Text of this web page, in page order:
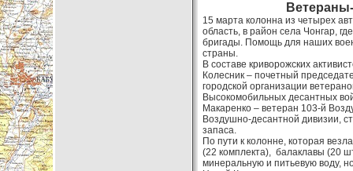
15 марта колонна из четырех
область, в район села Чонгар,
бригады. Помощь для наших
страны.
В составе криворожских
Колесник – почетный
городской организации
Высокомобильных десантных
Макаренко – ветеран 103-й
Воздушно-десантной дивизии,
По пути к колонне, которая
(22 комплекта), балаклавы (20
минеральную и питьевую воду,